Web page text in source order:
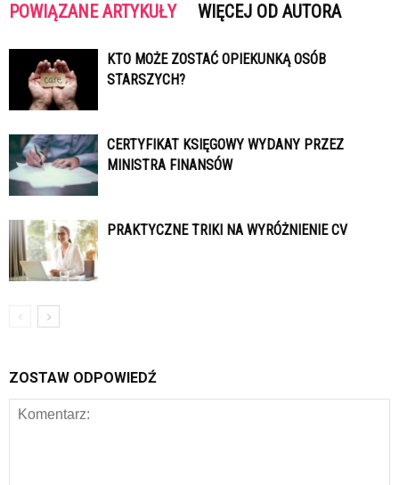
POWIĄZANE ARTYKUŁY WIĘCEJ OD AUTORA
KTO MOŻE ZOSTAĆ OPIEKUNKĄ OSÓB
STARSZYCH?
CERTYFIKAT KSIĘGOWY WYDANY PRZEZ
MINISTRA FINANSÓW
PRAKTYCZNE TRIKI NA WYRÓŻNIENIE CV
ZOSTAW ODPOWIEDŹ